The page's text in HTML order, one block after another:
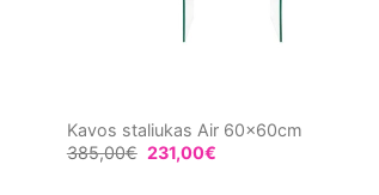
Kavos staliukas Air 60x60cm
385,00€ 231,00€